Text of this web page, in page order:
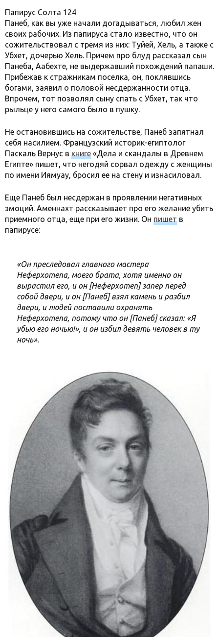
Папирус Солта 124
Панеб, как вы уже начали догадываться, любил жен
своих рабочих. Из папируса стало известно, что он
сожительствовал с тремя из них: Туйей, Хель, а также с
Убхет, дочерью Хель. Причем про блуд рассказал сын
Панеба, Аабехте, не выдержавший похождений папаши.
Прибежав к стражникам поселка, он, поклявшись
богами, заявил о половой несдержанности отца.
Впрочем, тот позволял сыну спать с Убхет, так что
рыльце у него самого было в пушку.
Не остановившись на сожительстве, Панеб запятнал
себя насилием. Французский историк-египтолог
Паскаль Вернус в книге «Дела и скандалы в Древнем
Египте» пишет, что негодяй сорвал одежду с женщины
по имени Иямуау, бросил ее на стену и изнасиловал.
Еще Панеб был несдержан в проявлении негативных
эмоций. Аменнахт рассказывает про его желание убить
приемного отца, еще при его жизни. Он пишет в
папирусе:
«Он преследовал главного мастера
Неферхотепа, моего брата, хотя именно он
вырастил его, и он [Неферхотеп] запер перед
собой двери, и он [Панеб] взял камень и разбил
двери, и людей поставили охранять
Неферхотепа, потому что он [Панеб] сказал: «Я
убью его ночью!», и он избил девять человек в ту
ночь».